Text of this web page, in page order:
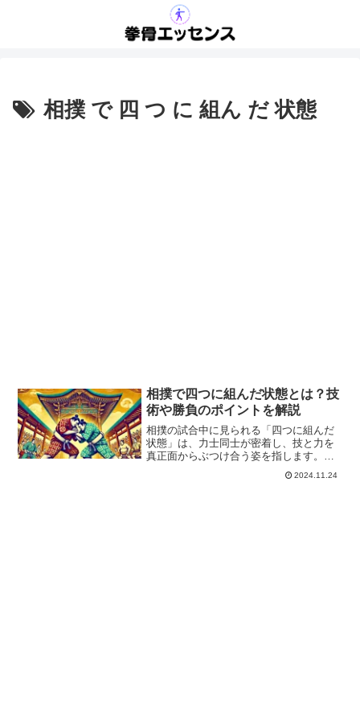
相撲 で 四 つ に 組ん だ 状態
相撲で四つに組んだ状態とは？技
術や勝負のポイントを解説
相撲の試合中に見られる「四つに組んだ
状態」は、力士同士が密着し、技と力を
真正面からぶつけ合う姿を指します。こ
であり、力士たちの純粋な力量や技術が
2024.11.24